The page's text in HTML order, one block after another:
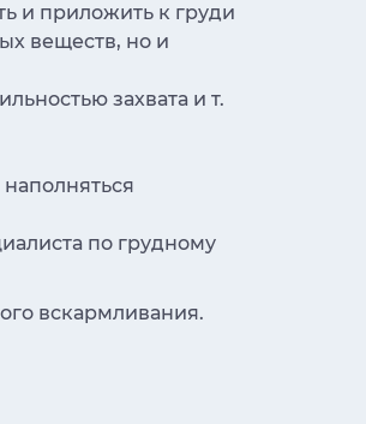
и приложить к груди
веществ, но и
захвата и т.
по грудному
вскармливания.